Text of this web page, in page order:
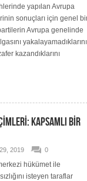
yapılan Avrupa
sonuçları için genel
Avrupa genelinde
kazandıklarını
KAPSAMLI BİR
2019 0
hükümet ile
isteyen taraflar